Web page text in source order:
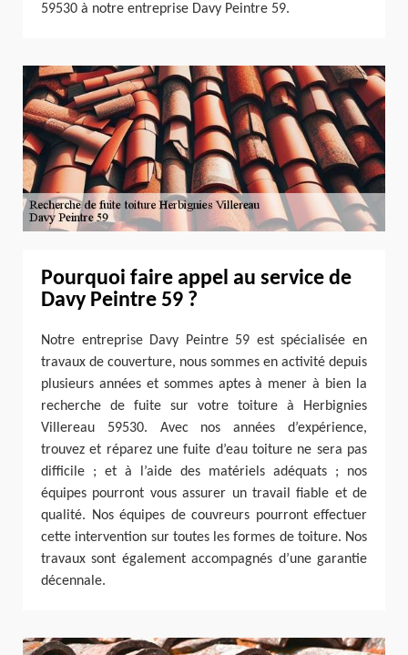
59530 à notre entreprise Davy Peintre 59.
Pourquoi faire appel au service de
Davy Peintre 59 ?
Notre entreprise Davy Peintre 59 est spécialisée en
travaux de couverture, nous sommes en activité depuis
plusieurs années et sommes aptes à mener à bien la
recherche de fuite sur votre toiture à Herbignies
Villereau 59530. Avec nos années d’expérience,
trouvez et réparez une fuite d’eau toiture ne sera pas
difficile ; et à l’aide des matériels adéquats ; nos
équipes pourront vous assurer un travail fiable et de
qualité. Nos équipes de couvreurs pourront effectuer
cette intervention sur toutes les formes de toiture. Nos
travaux sont également accompagnés d’une garantie
décennale.